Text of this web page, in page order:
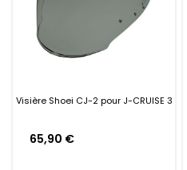
Visière Shoei CJ-2 pour J-CRUISE 3
65,90 €